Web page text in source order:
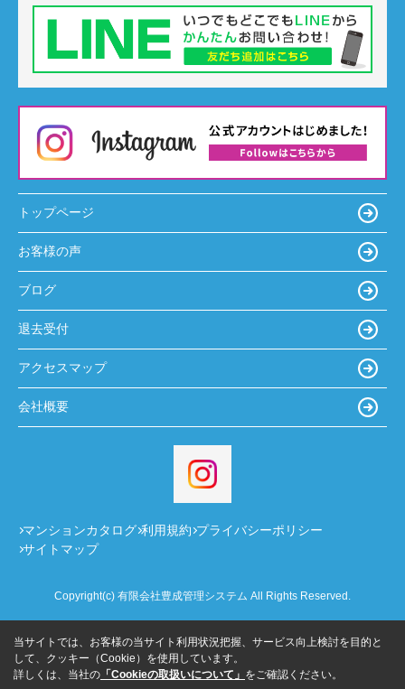
トップページ
お客様の声
ブログ
退去受付
アクセスマップ
会社概要
マンションカタログ 利用規約 プライバシーポリシー
サイトマップ
Copyright(c) 有限会社豊成管理システム All Rights Reserved.
当サイトでは、お客様の当サイト利用状況把握、サービス向上検討を目的と
して、クッキー（Cookie）を使用しています。
詳しくは、当社の 「Cookieの取扱いについて」 をご確認ください。